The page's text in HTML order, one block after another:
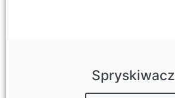
Spryskiwacz